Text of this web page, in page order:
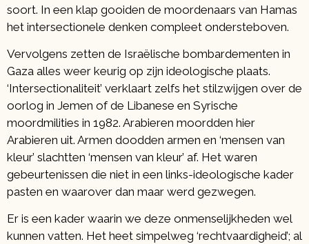
soort. In een klap gooiden de moordenaars van Hamas
het intersectionele denken compleet ondersteboven.
Vervolgens zetten de Israëlische bombardementen in
Gaza alles weer keurig op zijn ideologische plaats.
‘Intersectionaliteit’ verklaart zelfs het stilzwijgen over de
oorlog in Jemen of de Libanese en Syrische
moordmilities in 1982. Arabieren moordden hier
Arabieren uit. Armen doodden armen en ‘mensen van
kleur’ slachtten ‘mensen van kleur’ af. Het waren
gebeurtenissen die niet in een links-ideologische kader
pasten en waarover dan maar werd gezwegen.
Er is een kader waarin we deze onmenselijkheden wel
kunnen vatten. Het heet simpelweg ‘rechtvaardigheid’; al